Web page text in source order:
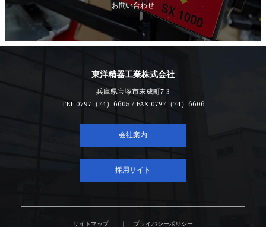
お問い合わせ
東洋精器工業株式会社
兵庫県宝塚市末成町7-3
TEL 0797（74）6605 / FAX 0797（74）6606
会社案内
採用サイト
サイトマップ プライバシーポリシー